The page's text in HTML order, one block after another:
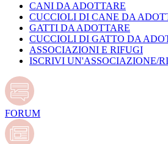
CANI DA ADOTTARE
CUCCIOLI DI CANE DA
GATTI DA ADOTTARE
CUCCIOLI DI GATTO DA
ASSOCIAZIONI E RIFUGI
ISCRIVI UN'ASSOCIAZIONE/
FORUM